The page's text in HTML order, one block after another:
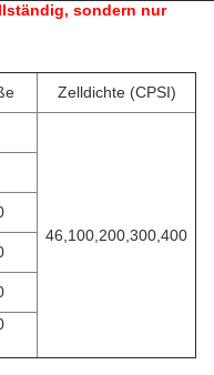
sondern nur
Zelldichte (CPSI)
46,100,200,300,400